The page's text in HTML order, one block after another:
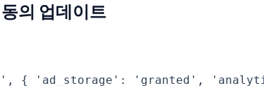
의 업데이트
{ 'ad_storage': 'granted',